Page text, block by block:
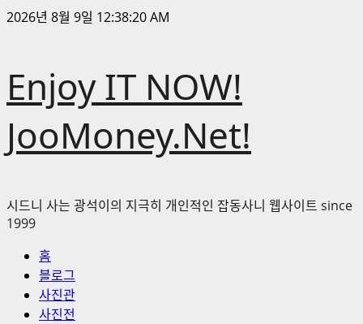
콘
로
바
기
2026년 8월 9일 12:38:22 AM
Enjoy IT NOW!
JooMoney.Net!
시드니 사는 광석이의 지극히 개인적인 잡동사니 웹사이트 since
1999
홈
블로그
사진관
사진전